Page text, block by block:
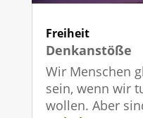
Freiheit
Denkanstöße
Wir Menschen
sein, wenn wir
wollen. Aber